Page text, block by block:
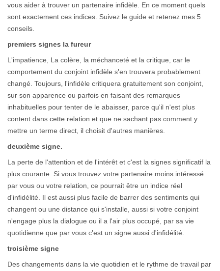
vous aider à trouver un partenaire infidèle. En ce moment quels
sont exactement ces indices. Suivez le guide et retenez mes 5
conseils.
premiers signes la fureur
L'impatience, La colère, la méchanceté et la critique, car le
comportement du conjoint infidèle s'en trouvera probablement
changé. Toujours, l'infidèle critiquera gratuitement son conjoint,
sur son apparence ou parfois en faisant des remarques
inhabituelles pour tenter de le abaisser, parce qu'il n'est plus
content dans cette relation et que ne sachant pas comment y
mettre un terme direct, il choisit d'autres manières.
deuxième signe.
La perte de l'attention et de l'intérêt et c'est la signes significatif la
plus courante. Si vous trouvez votre partenaire moins intéressé
par vous ou votre relation, ce pourrait être un indice réel
d'infidélité. Il est aussi plus facile de barrer des sentiments qui
changent ou une distance qui s'installe, aussi si votre conjoint
n'engage plus la dialogue ou il a l'air plus occupé, par sa vie
quotidienne que par vous c'est un signe aussi d'infidélité.
troisième signe
Des changements dans la vie quotidien et le rythme de travail par